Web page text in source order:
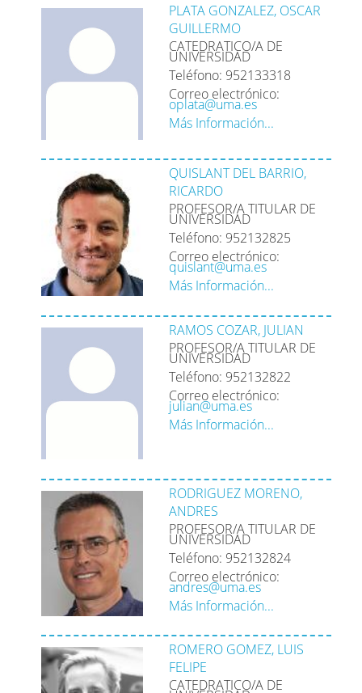
PLATA GONZALEZ, OSCAR
GUILLERMO
CATEDRATICO/A DE
UNIVERSIDAD
Teléfono: 952133318
Correo electrónico:
oplata@uma.es
Más Información...
QUISLANT DEL BARRIO,
RICARDO
PROFESOR/A TITULAR DE
UNIVERSIDAD
Teléfono: 952132825
Correo electrónico:
quislant@uma.es
Más Información...
RAMOS COZAR, JULIAN
PROFESOR/A TITULAR DE
UNIVERSIDAD
Teléfono: 952132822
Correo electrónico:
julian@uma.es
Más Información...
RODRIGUEZ MORENO,
ANDRES
PROFESOR/A TITULAR DE
UNIVERSIDAD
Teléfono: 952132824
Correo electrónico:
andres@uma.es
Más Información...
ROMERO GOMEZ, LUIS
FELIPE
CATEDRATICO/A DE